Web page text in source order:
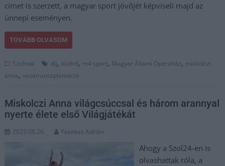
címet is szerzett, a magyar sport jövőjét képviseli majd az
ünnepi eseményen.
TOVÁBB OLVASOM
Szolnok díj, kísérő, m4 sport, Magyar Állami Operaház, miskolczi
anna,vesetranszplantáció
Miskolczi Anna világcsúccsal és három arannyal
nyerte élete első Világjátékát
2025.08.26. Fazekas Adrián
Ahogy a Szol24-en is
olvashattak róla, a